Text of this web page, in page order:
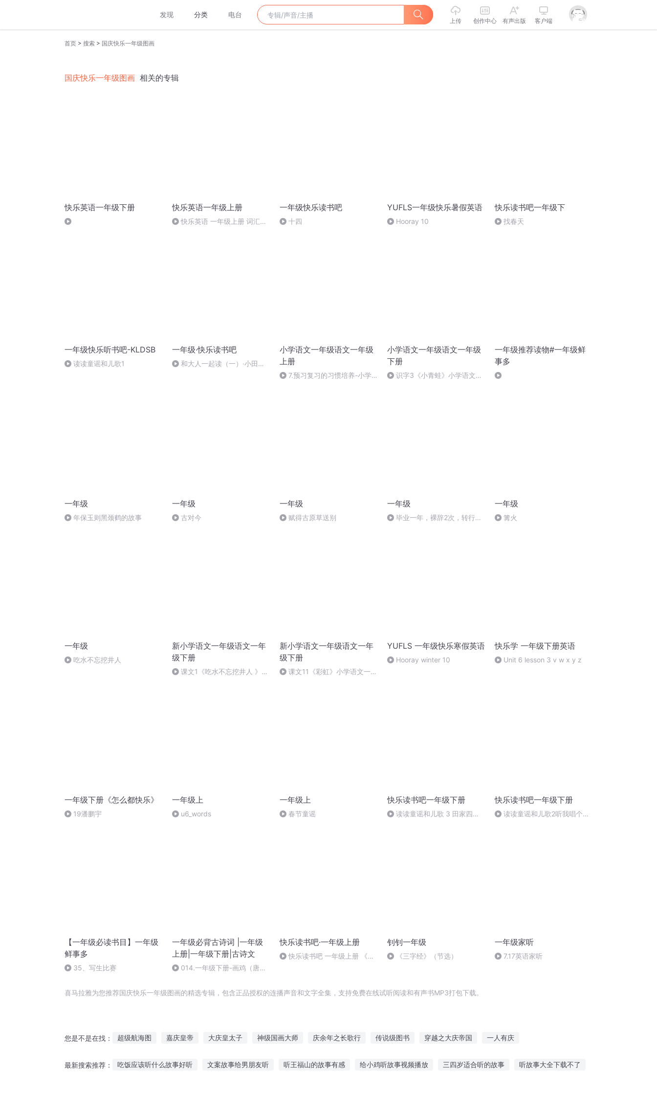
发现 分类 电台
上传 创作中心 有声出版 客户端
首页 > 搜索 > 国庆快乐一年级图画
国庆快乐一年级图画 相关的专辑
快乐英语一年级下册 快乐英语一年级上册
快乐英语 一年级上册 词汇表
一年级快乐读书吧
十四
YUFLS一年级快乐暑假英语
Hooray 10
快乐读书吧一年级下
找春天
一年级快乐听书吧-KLDSB
读读童谣和儿歌1
一年级·快乐读书吧
和大人一起读（一）·小田鼠
小学语文一年级语文一年级
上册
7.预习复习的习惯培养-小学
小学语文一年级语文一年级
下册
识字3《小青蛙》小学语文一
一年级推荐读物#一年级鲜
事多
一年级
年保玉则黑颈鹤的故事
一年级
古对今
一年级
赋得古原草送别
一年级
毕业一年，裸辞2次，转行3
一年级
篝火
一年级
吃水不忘挖井人
新小学语文一年级语文一年
级下册
课文1《吃水不忘挖井人 》新
新小学语文一年级语文一年
级下册
课文11《彩虹》小学语文一年
YUFLS 一年级快乐寒假英语
Hooray winter 10
快乐学 一年级下册英语
Unit 6 lesson 3 v w x y z
一年级下册《怎么都快乐》
19潘鹏宇
一年级上
u6_words
一年级上
春节童谣
快乐读书吧一年级下册
读读童谣和儿歌 3 田家四季
快乐读书吧一年级下册
读读童谣和儿歌2听我唱个颠
【一年级必读书目】一年级
鲜事多
35、写生比赛
一年级必背古诗词 |一年级
上册|一年级下册|古诗文
014.一年级下册-画鸡（唐
快乐读书吧·一年级上册
快乐读书吧 一年级上册 《和
钊钊一年级
《三字经》（节选）
一年级家听
7.17英语家听
喜马拉雅为您推荐国庆快乐一年级图画的精选专辑，包含正品授权的连播声音和文字全集，支持免费在线试听阅读和有声书MP3打包下载。
您是不是在找： 超级航海图 嘉庆皇帝 大庆皇太子 神级国画大师 庆余年之长歌行 传说级图书 穿越之大庆帝国 一人有庆
最新搜索推荐： 吃饭应该听什么故事好听 文案故事给男朋友听 听王福山的故事有感 给小鸡听故事视频播放 三四岁适合听的故事 听故事大全下载不了